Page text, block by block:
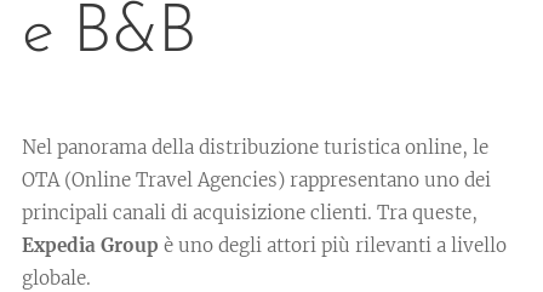
e B&B
Nel panorama della distribuzione turistica online, le
OTA (Online Travel Agencies) rappresentano uno dei
principali canali di acquisizione clienti. Tra queste,
Expedia Group è uno degli attori più rilevanti a livello
globale.